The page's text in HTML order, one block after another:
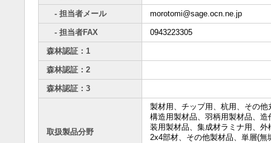
- 担当者メール morotomi@sage.ocn.ne.jp
- 担当者FAX 0943223305
森林認証：1
森林認証：2
森林認証：3
取扱製品分野
製材用、チップ用、杭用、その他
構造用製材品、羽柄用製材品、造
装用製材品、集成材ラミナ用、外
2x4部材、その他製材品、単層(無